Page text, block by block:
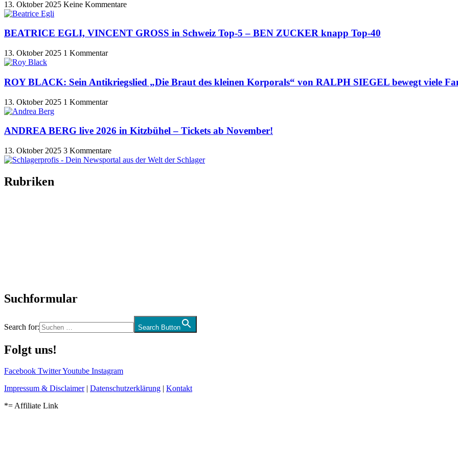
13. Oktober 2025 Keine Kommentare
BEATRICE EGLI, VINCENT GROSS in Schweiz Top-5 – BEN ZUCKER knapp Top-40
13. Oktober 2025 1 Kommentar
ROY BLACK: Sein Antikriegslied „Die Braut des kleinen Korporals“ von RALPH SIEGEL bewegt viele
13. Oktober 2025 1 Kommentar
ANDREA BERG live 2026 in Kitzbühel – Tickets ab November!
13. Oktober 2025 3 Kommentare
Rubriken
Suchformular
Search for: Search Button
Folgt uns!
Facebook TwitterYoutube Instagram
Impressum & Disclaimer| Datenschutzerklärung | Kontakt
*= Affiliate Link